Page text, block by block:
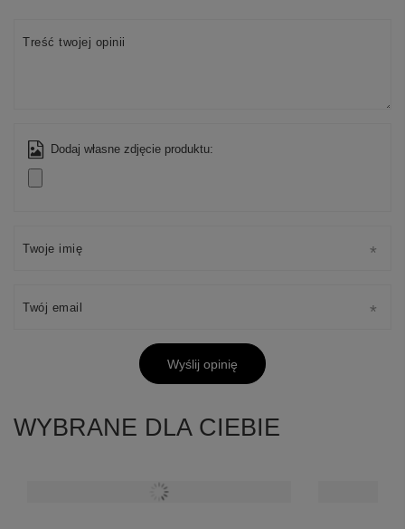
Treść twojej opinii
Dodaj własne zdjęcie produktu:
Twoje imię
Twój email
Wyślij opinię
WYBRANE DLA CIEBIE